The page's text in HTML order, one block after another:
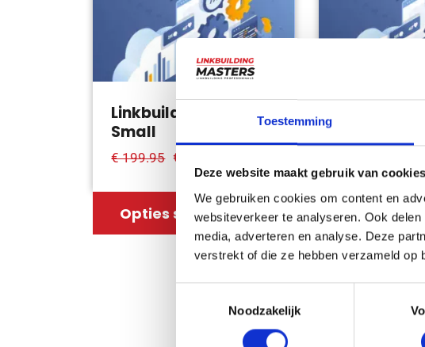
Toestemming
Deze website maakt gebruik van cookies
We gebruiken cookies om content en
websiteverkeer te analyseren. Ook
media, adverteren en analyse. Deze
verstrekt of die ze hebben verzameld op
Noodzakelijk
Linkbuilding pakket
Small
€ 199.95 €179.95
Opties selecteren Opties